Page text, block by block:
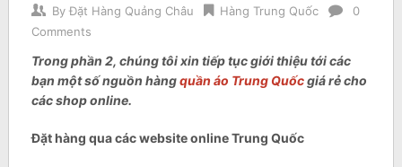
By Đặt Hàng Quảng Châu Hàng Trung Quốc
0
Comments
Trong phần 2, chúng tôi xin tiếp tục giới thiệu tới các
bạn một số nguồn hàngquần áo Trung Quốcgiá rẻ cho
các shop online.
Đặt hàng qua các website online Trung Quốc